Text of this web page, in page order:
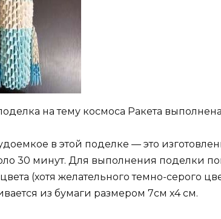
на тему космоса Ракета
в этой поделке — это
30 минут. Для выполнения поделки
цвета (хотя желательного темно-серого
из бумаги размером 7см х4 см.